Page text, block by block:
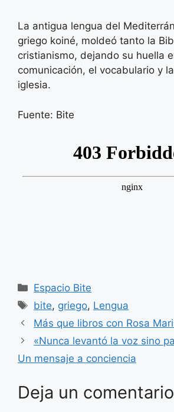
La antigua lengua del
griego koiné, moldeó tanto la
cristianismo, dejando su huella
comunicación, el vocabulario y
iglesia.
Fuente: Bite
Categorías
Espacio Bite
Etiquetas
bite, griego, Lengua
Más que libros con Rosa
«Nunca levantó la voz sino
Un mensaje a conciencia
Deja un comentario